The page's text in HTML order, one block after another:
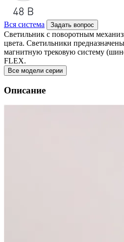
Вся система Задать вопрос
Светильник с поворотным
цвета. Светильники
магнитную трековую систему
FLEX.
Все модели серии
Описание